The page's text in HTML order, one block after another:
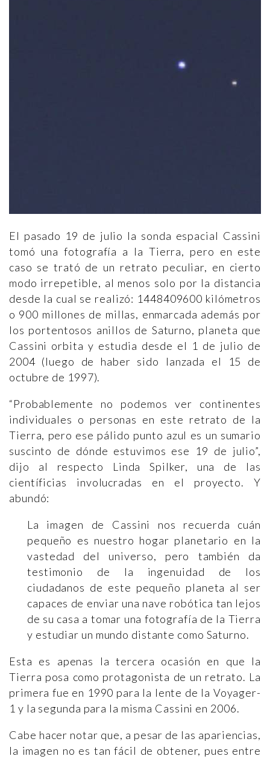
El pasado 19 de julio la sonda espacial Cassini
tomó una fotografía a la Tierra, pero en este
caso se trató de un retrato peculiar, en cierto
modo irrepetible, al menos solo por la distancia
desde la cual se realizó: 1448409600 kilómetros
o 900 millones de millas, enmarcada además por
los portentosos anillos de Saturno, planeta que
Cassini orbita y estudia desde el 1 de julio de
2004 (luego de haber sido lanzada el 15 de
octubre de 1997).
“Probablemente no podemos ver continentes
individuales o personas en este retrato de la
Tierra, pero ese pálido punto azul es un sumario
suscinto de dónde estuvimos ese 19 de julio”,
dijo al respecto Linda Spilker, una de las
científicias involucradas en el proyecto. Y
abundó:
La imagen de Cassini nos recuerda cuán
pequeño es nuestro hogar planetario en la
vastedad del universo, pero también da
testimonio de la ingenuidad de los
ciudadanos de este pequeño planeta al ser
capaces de enviar una nave robótica tan lejos
de su casa a tomar una fotografía de la Tierra
y estudiar un mundo distante como Saturno.
Esta es apenas la tercera ocasión en que la
Tierra posa como protagonista de un retrato. La
primera fue en 1990 para la lente de la Voyager-
1 y la segunda para la misma Cassini en 2006.
Cabe hacer notar que, a pesar de las apariencias,
la imagen no es tan fácil de obtener, pues entre